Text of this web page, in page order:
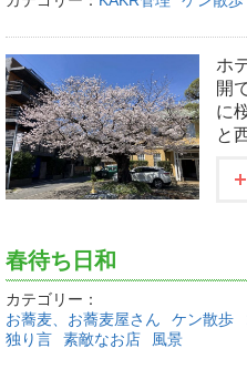
ホ
開
に
と
春待ち日和
カテゴリー：
お蕎麦、お蕎麦屋さん
ケン散歩
独り言
素敵なお店
風景